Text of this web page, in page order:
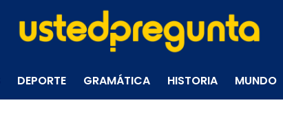
DEPORTE GRAMÁTICA HISTORIA MUNDO